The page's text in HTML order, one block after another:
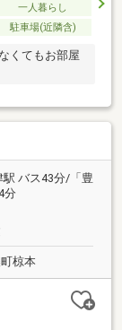
一人暮らし
駐車場(近隣含)
くてもお部屋
バス43分/「豊
分
椋本